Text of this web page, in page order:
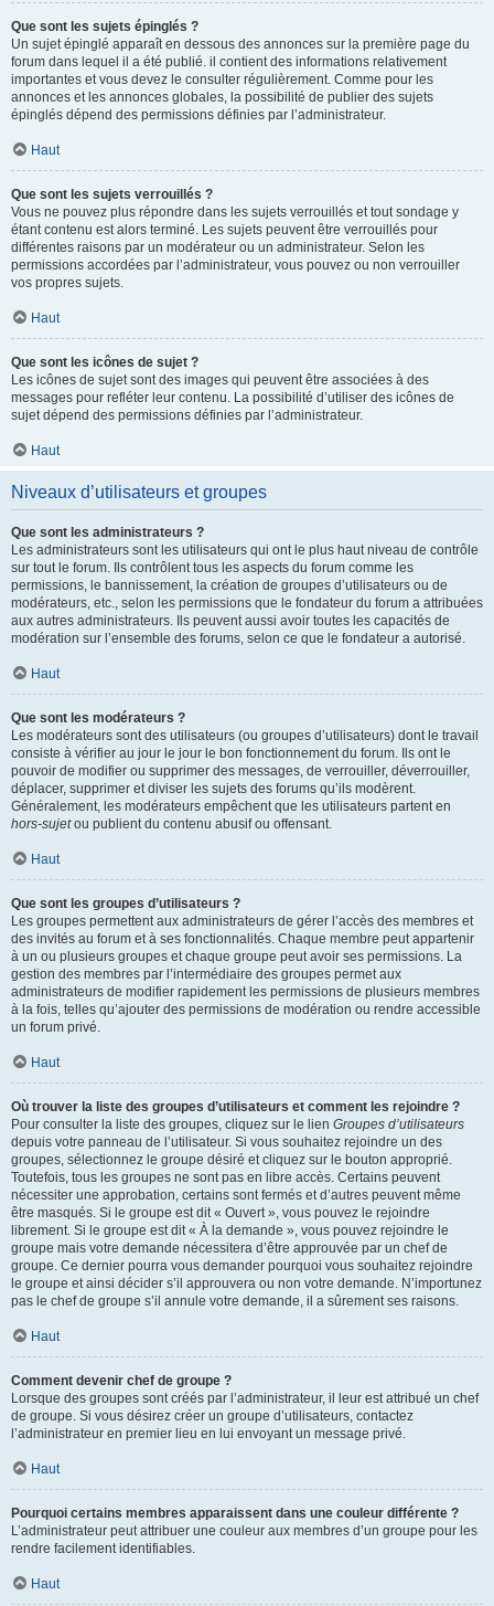
Que sont les sujets épinglés ?
Un sujet épinglé apparaît en dessous des annonces sur la première page du
forum dans lequel il a été publié. il contient des informations relativement
importantes et vous devez le consulter régulièrement. Comme pour les
annonces et les annonces globales, la possibilité de publier des sujets
épinglés dépend des permissions définies par l’administrateur.
Haut
Que sont les sujets verrouillés ?
Vous ne pouvez plus répondre dans les sujets verrouillés et tout sondage y
étant contenu est alors terminé. Les sujets peuvent être verrouillés pour
différentes raisons par un modérateur ou un administrateur. Selon les
permissions accordées par l’administrateur, vous pouvez ou non verrouiller
vos propres sujets.
Haut
Que sont les icônes de sujet ?
Les icônes de sujet sont des images qui peuvent être associées à des
messages pour refléter leur contenu. La possibilité d’utiliser des icônes de
sujet dépend des permissions définies par l’administrateur.
Haut
Niveaux d’utilisateurs et groupes
Que sont les administrateurs ?
Les administrateurs sont les utilisateurs qui ont le plus haut niveau de contrôle
sur tout le forum. Ils contrôlent tous les aspects du forum comme les
permissions, le bannissement, la création de groupes d’utilisateurs ou de
modérateurs, etc., selon les permissions que le fondateur du forum a attribuées
aux autres administrateurs. Ils peuvent aussi avoir toutes les capacités de
modération sur l’ensemble des forums, selon ce que le fondateur a autorisé.
Haut
Que sont les modérateurs ?
Les modérateurs sont des utilisateurs (ou groupes d’utilisateurs) dont le travail
consiste à vérifier au jour le jour le bon fonctionnement du forum. Ils ont le
pouvoir de modifier ou supprimer des messages, de verrouiller, déverrouiller,
déplacer, supprimer et diviser les sujets des forums qu’ils modèrent.
Généralement, les modérateurs empêchent que les utilisateurs partent en
hors-sujetou publient du contenu abusif ou offensant.
Haut
Que sont les groupes d’utilisateurs ?
Les groupes permettent aux administrateurs de gérer l’accès des membres et
des invités au forum et à ses fonctionnalités. Chaque membre peut appartenir
à un ou plusieurs groupes et chaque groupe peut avoir ses permissions. La
gestion des membres par l’intermédiaire des groupes permet aux
administrateurs de modifier rapidement les permissions de plusieurs membres
à la fois, telles qu’ajouter des permissions de modération ou rendre accessible
un forum privé.
Haut
Où trouver la liste des groupes d’utilisateurs et comment les rejoindre ?
Pour consulter la liste des groupes, cliquez sur le lien Groupes d’utilisateurs
depuis votre panneau de l’utilisateur. Si vous souhaitez rejoindre un des
groupes, sélectionnez le groupe désiré et cliquez sur le bouton approprié.
Toutefois, tous les groupes ne sont pas en libre accès. Certains peuvent
nécessiter une approbation, certains sont fermés et d’autres peuvent même
être masqués. Si le groupe est dit « Ouvert », vous pouvez le rejoindre
librement. Si le groupe est dit « À la demande », vous pouvez rejoindre le
groupe mais votre demande nécessitera d’être approuvée par un chef de
groupe. Ce dernier pourra vous demander pourquoi vous souhaitez rejoindre
le groupe et ainsi décider s’il approuvera ou non votre demande. N’importunez
pas le chef de groupe s’il annule votre demande, il a sûrement ses raisons.
Haut
Comment devenir chef de groupe ?
Lorsque des groupes sont créés par l’administrateur, il leur est attribué un chef
de groupe. Si vous désirez créer un groupe d’utilisateurs, contactez
l’administrateur en premier lieu en lui envoyant un message privé.
Haut
Pourquoi certains membres apparaissent dans une couleur différente ?
L’administrateur peut attribuer une couleur aux membres d’un groupe pour les
rendre facilement identifiables.
Haut